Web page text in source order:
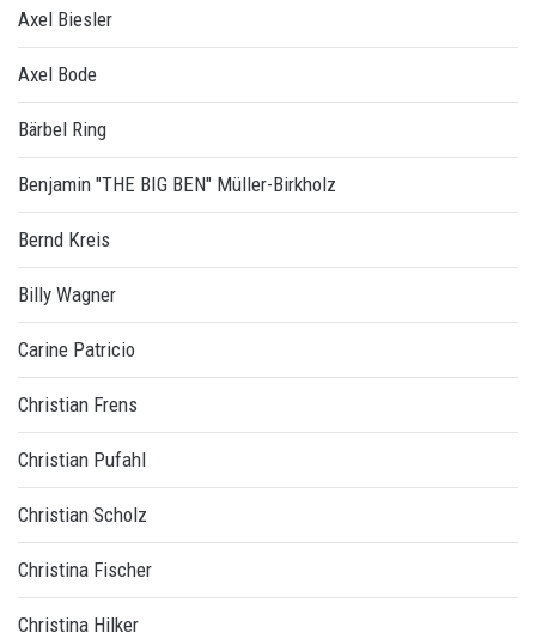
Axel Biesler
Axel Bode
Bärbel Ring
Benjamin "THE BIG BEN" Müller-Birkholz
Bernd Kreis
Billy Wagner
Carine Patricio
Christian Frens
Christian Pufahl
Christian Scholz
Christina Fischer
Christina Hilker